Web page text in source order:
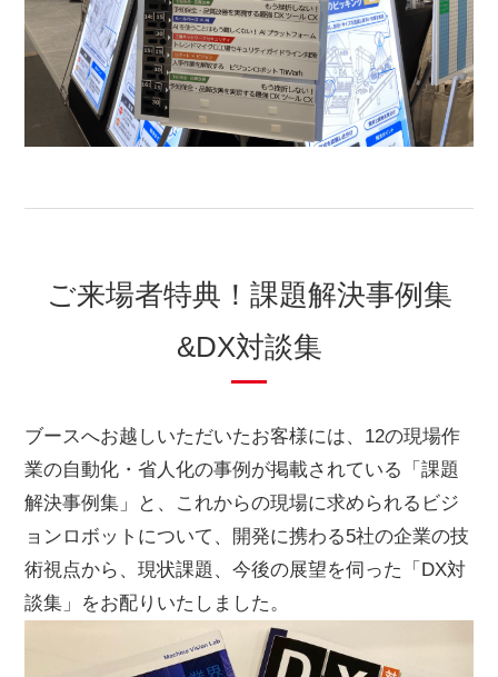
ご来場者特典！課題解決事例集
&DX対談集
ブースへお越しいただいたお客様には、12の現場作
業の自動化・省人化の事例が掲載されている「課題
解決事例集」と、これからの現場に求められるビジ
ョンロボットについて、開発に携わる5社の企業の技
術視点から、現状課題、今後の展望を伺った「DX対
談集」をお配りいたしました。